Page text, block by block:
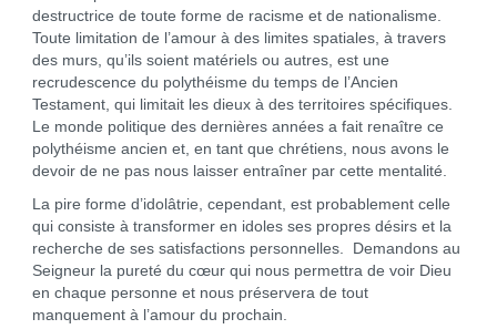
destructrice de toute forme de racisme et de nationalisme.
Toute limitation de l’amour à des limites spatiales, à travers
des murs, qu’ils soient matériels ou autres, est une
recrudescence du polythéisme du temps de l’Ancien
Testament, qui limitait les dieux à des territoires spécifiques.
Le monde politique des dernières années a fait renaître ce
polythéisme ancien et, en tant que chrétiens, nous avons le
devoir de ne pas nous laisser entraîner par cette mentalité.
La pire forme d’idolâtrie, cependant, est probablement celle
qui consiste à transformer en idoles ses propres désirs et la
recherche de ses satisfactions personnelles. Demandons au
Seigneur la pureté du cœur qui nous permettra de voir Dieu
en chaque personne et nous préservera de tout
manquement à l’amour du prochain.